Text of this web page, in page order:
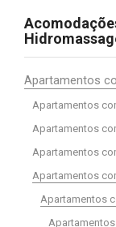
Apartamentos
Apartamentos
Apartamentos
Apartamentos
Apartamentos
Apartamentos